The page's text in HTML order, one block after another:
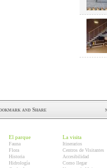
El parque
Fauna
Flora
Historia
Hidrología
La visita
Itinerarios
Centros de Visitantes
Accesibilidad
Como llegar